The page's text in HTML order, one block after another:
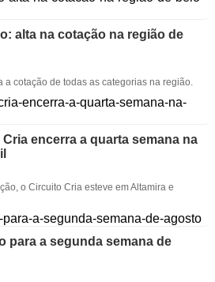
alta na cotação na região de
a cotação de todas as categorias na região.
encerra a quarta semana na
o Circuito Cria esteve em Altamira e
para a segunda semana de